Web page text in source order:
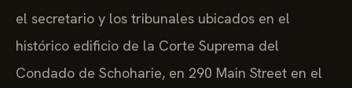
el secretario y los tribunales ubicados en el
histórico edificio de la Corte Suprema del
Condado de Schoharie, en 290 Main Street en el